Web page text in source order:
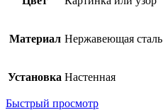
Материал Нержавеющая сталь
Установка Настенная
Быстрый просмотр